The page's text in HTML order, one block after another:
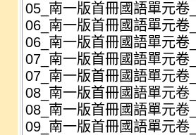
05_南一版首冊國語單元
06_南一版首冊國語單元
06_南一版首冊國語單元
07_南一版首冊國語單元
07_南一版首冊國語單元
08_南一版首冊國語單元
08_南一版首冊國語單元
09_南一版首冊國語單元